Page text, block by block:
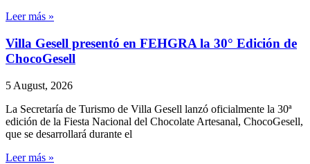
Leer más »
Villa Gesell presentó en FEHGRA la 30° Edición de
ChocoGesell
5 August, 2026
La Secretaría de Turismo de Villa Gesell lanzó oficialmente la 30ª
edición de la Fiesta Nacional del Chocolate Artesanal, ChocoGesell,
que se desarrollará durante el
Leer más »